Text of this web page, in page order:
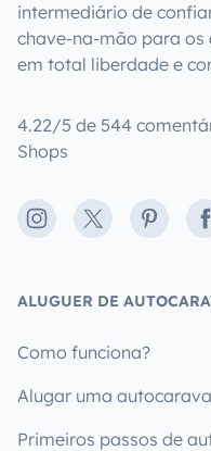
intermediário de
chave-na-mão para os
em total liberdade e
4.22/5 de 544
Shops
Instagram
X Pinterest
ALUGUER DE
Como funciona?
Alugar uma
Primeiros passos de